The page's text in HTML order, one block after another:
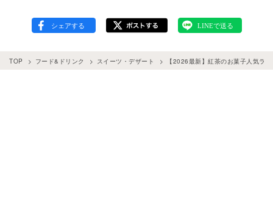
TOP フード&ドリンク スイーツ・デザート 【2026最新】紅茶のお菓子人気ラ